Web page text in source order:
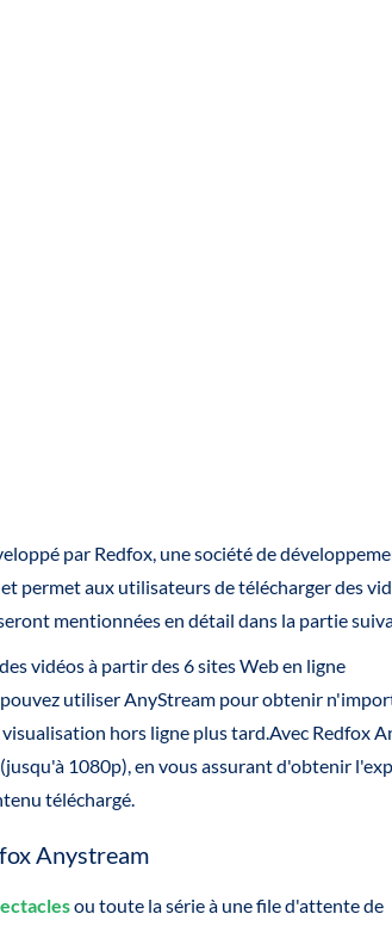
par Redfox, une société de
permet aux utilisateurs de télécharger des
mentionnées en détail dans la partie
vidéos à partir des 6 sites Web en ligne
utiliser AnyStream pour obtenir
hors ligne plus tard.Avec Redfox
1080p), en vous assurant d'obtenir
téléchargé.
Anystream
ou toute la série à une file d'attente de